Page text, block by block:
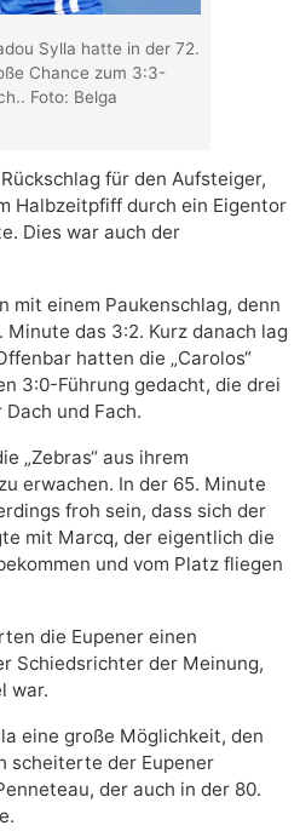
Sylla hatte in der 72.
Chance zum 3:3-
Foto: Belga
für den Aufsteiger,
Halbzeitpfiff durch ein Eigentor
Dies war auch der
mit einem Paukenschlag, denn
Minute das 3:2. Kurz danach lag
hatten die „Carolos“
3:0-Führung gedacht, die drei
und Fach.
„Zebras“ aus ihrem
erwachen. In der 65. Minute
froh sein, dass sich der
mit Marcq, der eigentlich die
und vom Platz fliegen
die Eupener einen
Schiedsrichter der Meinung,
war.
eine große Möglichkeit, den
scheiterte der Eupener
der auch in der 80.